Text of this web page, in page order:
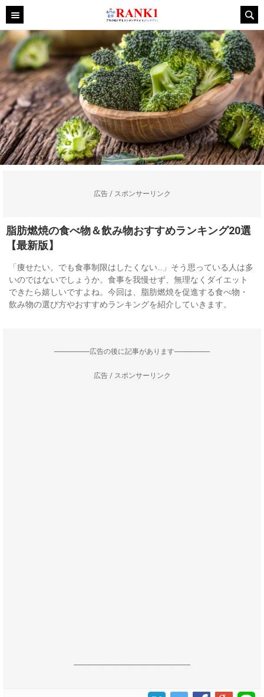
広告 / スポンサーリンク
脂肪燃焼の食べ物＆飲み物おすすめランキング20選
【最新版】
「痩せたい。でも食事制限はしたくない…」そう思っている人は多
いのではないでしょうか。食事を我慢せず、無理なくダイエット
できたら嬉しいですよね。今回は、脂肪燃焼を促進する食べ物・
飲み物の選び方やおすすめランキングを紹介していきます。
--------------------広告の後に記事があります--------------------
広告 / スポンサーリンク
------------------------------------------------------------------